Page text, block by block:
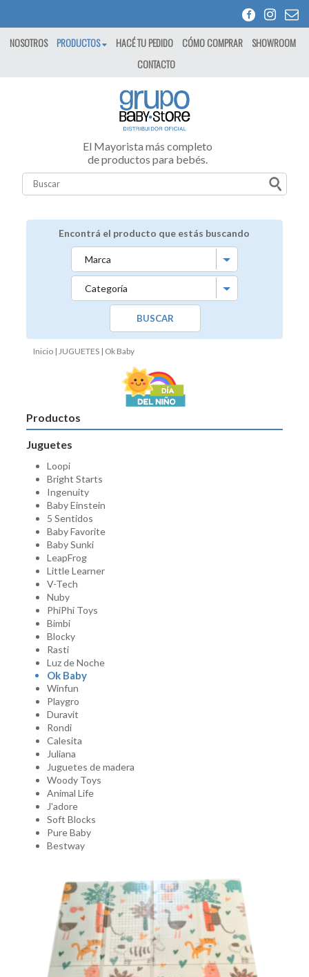
NOSOTROS PRODUCTOS HACÉ TU PEDIDO CÓMO COMPRAR
SHOWROOM
CONTACTO
El Mayorista más completo
de productos para bebés.
Encontrá el producto que estás buscando
BUSCAR
Inicio |JUGUETES | Ok Baby
Productos
Juguetes
Loopi
Bright Starts
Ingenuity
Baby Einstein
5 Sentidos
Baby Favorite
Baby Sunki
LeapFrog
Little Learner
V-Tech
Nuby
PhiPhi Toys
Bimbi
Blocky
Rasti
Luz de Noche
Ok Baby
Winfun
Playgro
Duravit
Rondi
Calesita
Juliana
Juguetes de madera
Woody Toys
Animal Life
J'adore
Soft Blocks
Pure Baby
Bestway